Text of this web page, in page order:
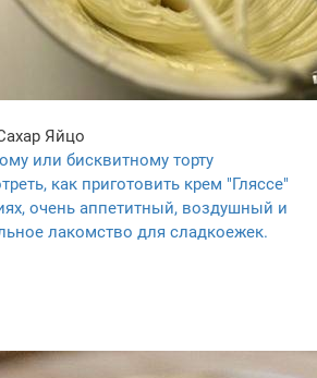
Яйцо
или бисквитному торту
как приготовить крем "Гляссе"
очень аппетитный, воздушный и
лакомство для сладкоежек.